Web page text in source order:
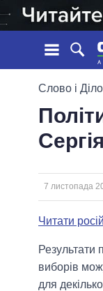
СТРІЧКА
ПОДІЇ
ОГЛЯДИ
УСІ
ГОЛОВИ
МЕРИ
Слово і Діло
7 листопада
Читати
Результати
виборів
для